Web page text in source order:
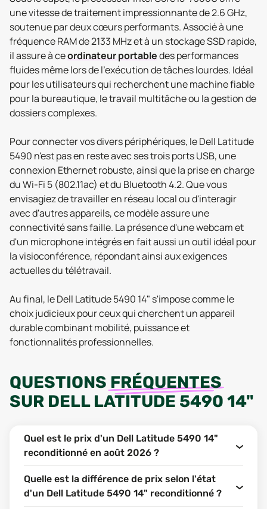
une vitesse de traitement impressionnante de 2.6 GHz,
soutenue par deux cœurs performants. Associé à une
fréquence RAM de 2133 MHz et à un stockage SSD rapide,
il assure à ceordinateur portabledes performances
fluides même lors de l'exécution de tâches lourdes. Idéal
pour les utilisateurs qui recherchent une machine fiable
pour la bureautique, le travail multitâche ou la gestion de
dossiers complexes.
Pour connecter vos divers périphériques, le Dell Latitude
5490 n'est pas en reste avec ses trois ports USB, une
connexion Ethernet robuste, ainsi que la prise en charge
du Wi-Fi 5 (802.11ac) et du Bluetooth 4.2. Que vous
envisagiez de travailler en réseau local ou d'interagir
avec d'autres appareils, ce modèle assure une
connectivité sans faille. La présence d'une webcam et
d'un microphone intégrés en fait aussi un outil idéal pour
la visioconférence, répondant ainsi aux exigences
actuelles du télétravail.
Au final, le Dell Latitude 5490 14" s'impose comme le
choix judicieux pour ceux qui cherchent un appareil
durable combinant mobilité, puissance et
fonctionnalités professionnelles.
QUESTIONS FRÉQUENTES
SUR DELL LATITUDE 5490 14"
Quel est le prix d'un Dell Latitude 5490 14"
reconditionné en août 2026 ?
Quelle est la différence de prix selon l'état
d'un Dell Latitude 5490 14" reconditionné ?